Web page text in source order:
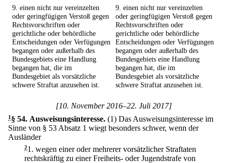
9. einen nicht nur vereinzelten
oder geringfügigen Verstoß gegen
Rechtsvorschriften oder
gerichtliche oder behördliche
Entscheidungen oder Verfügungen
begangen oder außerhalb des
Bundesgebiets eine Handlung
begangen hat, die im
Bundesgebiet als vorsätzliche
schwere Straftat anzusehen ist.
9. einen nicht nur vereinzelten
oder geringfügigen Verstoß gegen
Rechtsvorschriften oder
gerichtliche oder behördliche
Entscheidungen oder Verfügungen
begangen oder außerhalb des
Bundesgebiets eine Handlung
begangen hat, die im
Bundesgebiet als vorsätzliche
schwere Straftat anzusehen ist.
[10. November 2016–22. Juli 2017]
1§ 54. Ausweisungsinteresse. (1) Das Ausweisungsinteresse im
Sinne von § 53 Absatz 1 wiegt besonders schwer, wenn der
Ausländer
21. wegen einer oder mehrerer vorsätzlicher Straftaten
rechtskräftig zu einer Freiheits- oder Jugendstrafe von